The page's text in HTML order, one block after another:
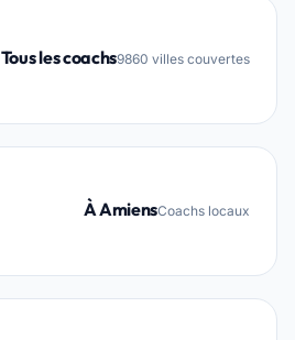
Tous les coachs9860 villes couvertes
À AmiensCoachs locaux